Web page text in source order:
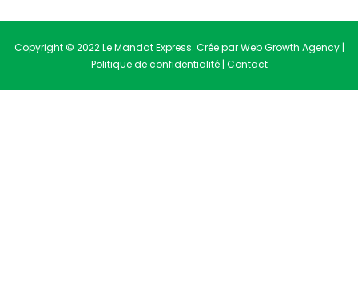
Copyright © 2022 Le Mandat Express. Crée par Web Growth Agency |
Politique de confidentialité| Contact